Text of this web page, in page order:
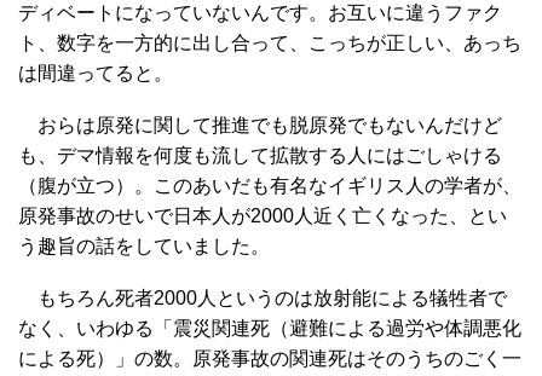
ディベートになっていないんです。お互いに違うファク
ト、数字を一方的に出し合って、こっちが正しい、あっち
は間違ってると。
おらは原発に関して推進でも脱原発でもないんだけど
も、デマ情報を何度も流して拡散する人にはごしゃける
（腹が立つ）。このあいだも有名なイギリス人の学者が、
原発事故のせいで日本人が2000人近く亡くなった、とい
う趣旨の話をしていました。
もちろん死者2000人というのは放射能による犠牲者で
なく、いわゆる「震災関連死（避難による過労や体調悪化
による死）」の数。原発事故の関連死はそのうちのごく一